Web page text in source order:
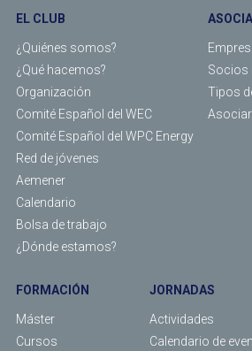
EL CLUB
¿Quiénes somos?
¿Qué hacemos?
Organización
Comité Español del WEC
Comité Español del WPC Energy
Red de jóvenes
Aemener
Calendario
Bolsa de trabajo
¿Dónde estamos?
Socios
Tipos
FORMACIÓN
Máster
Cursos
JORNADAS
Actividades
Calendario de